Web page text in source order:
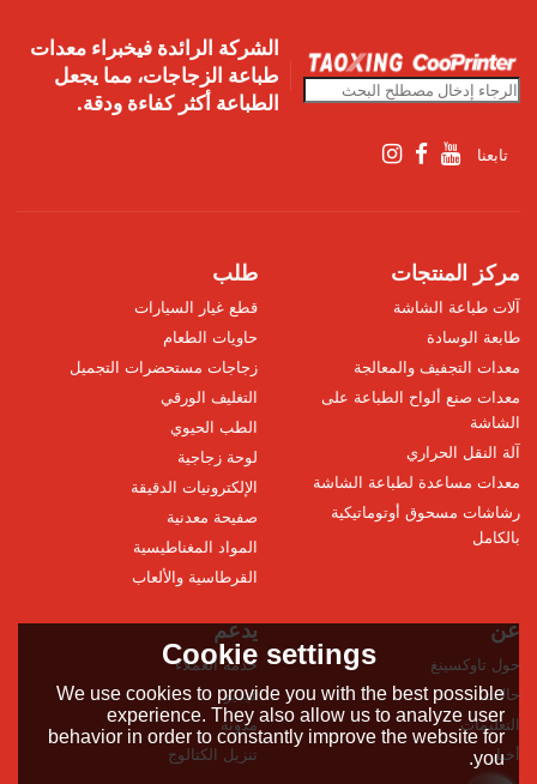
الشركة الرائدة فيخبراء معدات
طباعة الزجاجات، مما يجعل
الطباعة أكثر كفاءة ودقة.
تابعنا
مركز المنتجات
آلات طباعة الشاشة
طابعة الوسادة
معدات التجفيف والمعالجة
معدات صنع ألواح الطباعة على
الشاشة
آلة النقل الحراري
معدات مساعدة لطباعة الشاشة
رشاشات مسحوق أوتوماتيكية
بالكامل
طلب
قطع غيار السيارات
حاويات الطعام
زجاجات مستحضرات التجميل
التغليف الورقي
الطب الحيوي
لوحة زجاجية
الإلكترونيات الدقيقة
صفيحة معدنية
المواد المغناطيسية
القرطاسية والألعاب
عن
حول تاوكسينغ
حالات
التعليمات
أخبار
يدعم
خدمة العملاء
فيديو
مدونة
تنزيل الكتالوج
Cookie settings
We use cookies to provide you with the best possible
experience. They also allow us to analyze user
behavior in order to constantly improve the website for
you.